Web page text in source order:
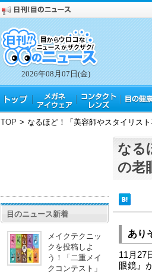
2026年08月07日(金)
TOP > なるほど！「美容師やスタイリス
目のニュース新着
メイクテクニッ
クを投稿しよ
う！「二重メイ
クコンテスト」
なる
の老
あり
11月27
眼鏡』